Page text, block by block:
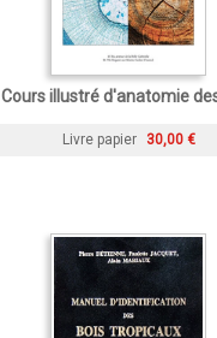
Cours illustré d'anatomie
Livre papier 30,00 €